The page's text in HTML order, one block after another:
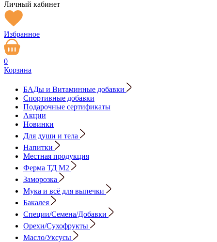
Личный кабинет
Избранное
0
Корзина
БАДы и Витаминные добавки
Спортивные добавки
Подарочные сертификаты
Акции
Новинки
Для души и тела
Напитки
Местная продукция
Ферма ТД М2
Заморозка
Мука и всё для выпечки
Бакалея
Специи/Семена/Добавки
Орехи/Сухофрукты
Масло/Уксусы